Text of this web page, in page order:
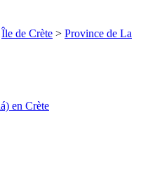
Île de Crète > Province de La
en Crète